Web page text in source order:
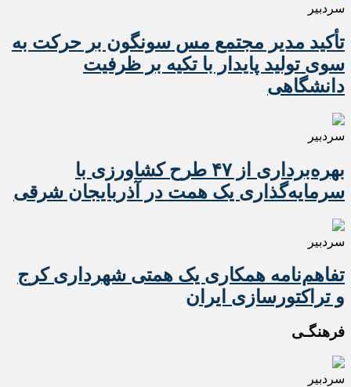
سردبیر
تأکید مدیر مجتمع مس سونگون بر حرکت به
سوی تولید پایدار با تکیه بر ظرفیت
دانشگاهی
سردبیر
بهره‌برداری از ۴۷ طرح کشاورزی با
سرمایه‌گذاری یک همت در آذربایجان شرقی
سردبیر
تفاهم‌نامه همکاری یک همتی شهرداری کرج
و تراکتورسازی ایران
فرهنگـی
سردبیر